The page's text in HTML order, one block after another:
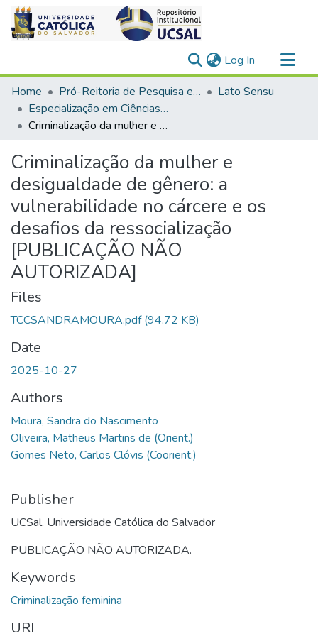
Log In (current)
Communities & Collections
All of DSpace
Statistics
Home Pró-Reitoria de Pesquisa e Pós-Graduação > Stricto Sensu
Lato Sensu
Especialização em Ciências Criminais
Criminalização da mulher e desigualdade de gênero: a vulnerabilidade no cárcere e os desafios da ressocialização [PUBLICAÇÃO NÃO AUTORIZADA]
Criminalização da mulher e
desigualdade de gênero: a
vulnerabilidade no cárcere e os
desafios da ressocialização
[PUBLICAÇÃO NÃO
AUTORIZADA]
Files
TCCSANDRAMOURA.pdf(94.72 KB)
Date
2025-10-27
Authors
Moura, Sandra do Nascimento
Oliveira, Matheus Martins de (Orient.)
Gomes Neto, Carlos Clóvis (Coorient.)
Publisher
UCSal, Universidade Católica do Salvador
PUBLICAÇÃO NÃO AUTORIZADA.
Keywords
Criminalização feminina
URI